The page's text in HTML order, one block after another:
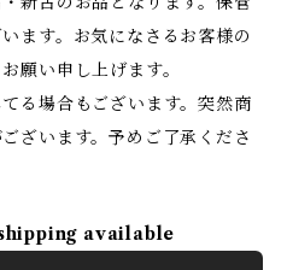
ます。お気になさるお客様の
願い申し上げます。
る場合もございます。突然商
ざいます。予めご了承くださ
available